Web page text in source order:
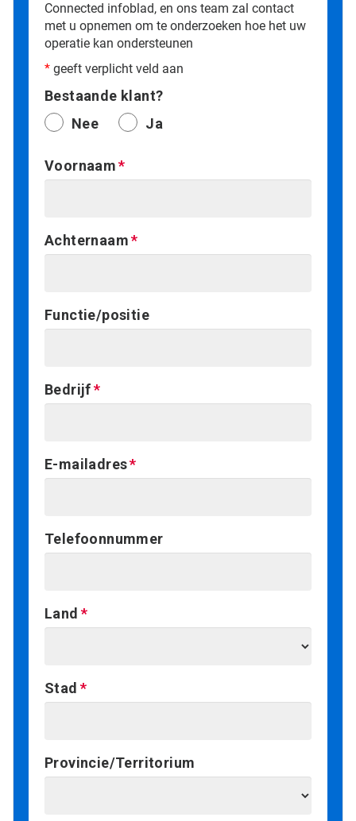
Connected infoblad, en ons team zal contact
met u opnemen om te onderzoeken hoe het uw
operatie kan ondersteunen
* geeft verplicht veld aan
Bestaande klant?
Nee
Ja
Voornaam
Achternaam
Functie/positie
Bedrijf
E-mailadres
Telefoonnummer
Land
Stad
Provincie/Territorium